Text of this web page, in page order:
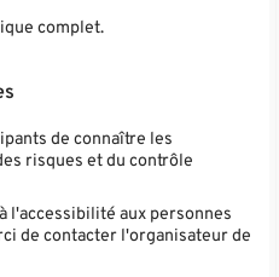
complet.
de connaître les
risques et du contrôle
l'accessibilité aux personnes
de contacter l'organisateur de